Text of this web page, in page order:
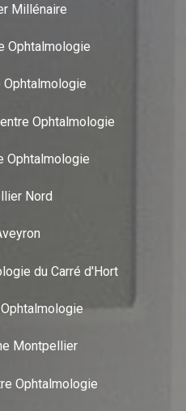
Millénaire
Ophtalmologie
Ophtalmologie
Ophtalmologie
Ophtalmologie
Nord
du Carré d'Hort
Montpellier
Ophtalmologie